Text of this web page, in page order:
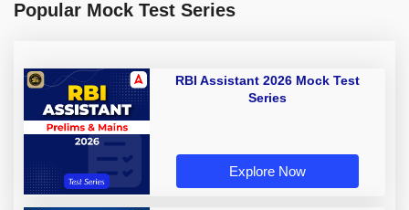
Popular Mock Test Series
RBI Assistant 2026 Mock Test
Series
Explore Now